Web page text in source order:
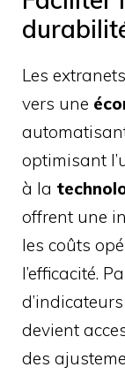
Les
vers une
optimisant
à la
offrent une
les coûts
l’efficacité.
devient
des